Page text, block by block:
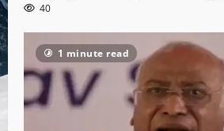
40
1 minute read